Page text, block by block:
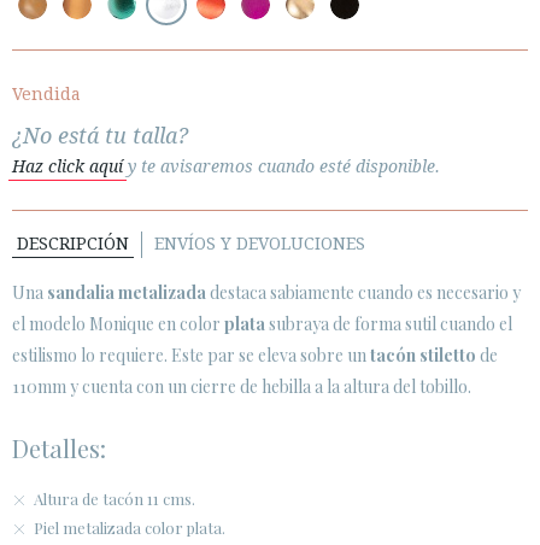
· ATENCIÓN AL CLIENTE
· POLÍTICA DE PRIVACIDAD
· TÉRMINOS Y CONDICIONES
     
ÁREA DE CLIENTES B2B
SECURE WEB SSL CERTIFICATE © 2026 PURA LOPEZ
Vendida
¿No está tu talla?
Haz click aquíy te avisaremos cuando esté disponible.
DESCRIPCIÓN ENVÍOS Y DEVOLUCIONES
Una sandalia metalizadadestaca sabiamente cuando es necesario y
el modelo Monique en color platasubraya de forma sutil cuando el
estilismo lo requiere. Este par se eleva sobre untacón stiletto de
110mm y cuenta con un cierre de hebilla a la altura del tobillo.
Detalles:
Altura de tacón 11 cms.
Piel metalizada color plata.